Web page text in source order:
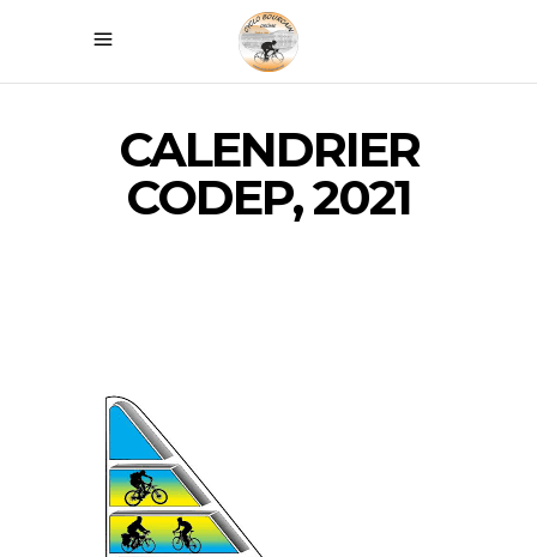
CALENDRIER
CODEP, 2021